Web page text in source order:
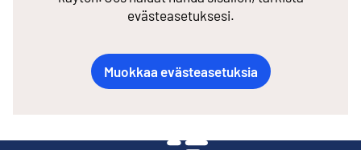
evästeasetuksesi.
Muokkaa evästeasetuksia